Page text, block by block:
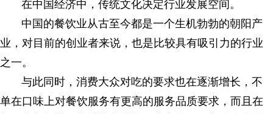
在中国经济中，传统文化决定行业发展空间。
中国的餐饮业从古至今都是一个生机勃勃的朝阳产
业，对目前的创业者来说，也是比较具有吸引力的行业
之一。
与此同时，消费大众对吃的要求也在逐渐增长，不
单在口味上对餐饮服务有更高的服务品质要求，而且在